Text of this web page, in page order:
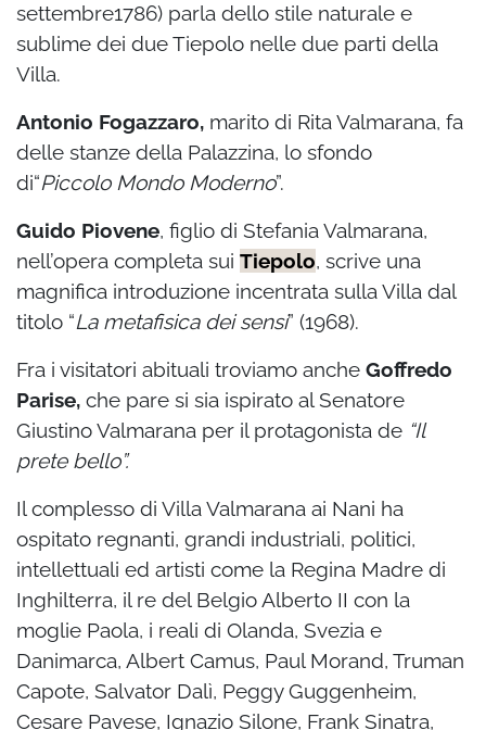
settembre1786) parla dello stile naturale e
sublime dei due Tiepolo nelle due parti della
Villa.
Antonio Fogazzaro, marito di Rita Valmarana, fa
delle stanze della Palazzina, lo sfondo
di“Piccolo Mondo Moderno”.
Guido Piovene, figlio di Stefania Valmarana,
nell’opera completa sui Tiepolo, scrive una
magnifica introduzione incentrata sulla Villa dal
titolo “La metafisica dei sensi” (1968).
Fra i visitatori abituali troviamo anche Goffredo
Parise, che pare si sia ispirato al Senatore
Giustino Valmarana per il protagonista de “Il
prete bello”.
Il complesso di Villa Valmarana ai Nani ha
ospitato regnanti, grandi industriali, politici,
intellettuali ed artisti come la Regina Madre di
Inghilterra, il re del Belgio Alberto II con la
moglie Paola, i reali di Olanda, Svezia e
Danimarca, Albert Camus, Paul Morand, Truman
Capote, Salvator Dalì, Peggy Guggenheim,
Cesare Pavese, Ignazio Silone, Frank Sinatra,